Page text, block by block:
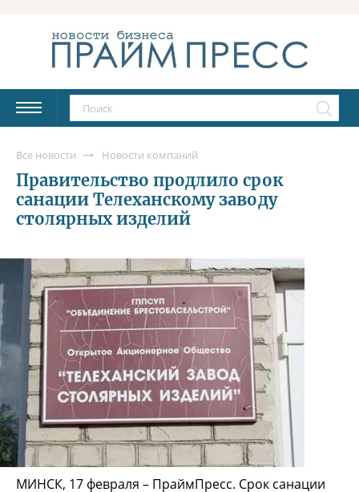
Все новости Новости компаний
Правительство продлило срок
санации Телеханскому заводу
столярных изделий
МИНСК, 17 февраля – ПраймПресс. Срок санации